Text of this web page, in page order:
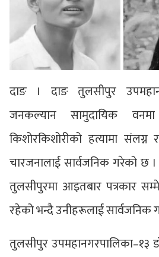
दाङ । दाङ तुलसीपुर
जनकल्यान सामुदायिक
किशोरकिशोरीको हत्यामा संलग्न
चारजनालाई सार्वजनिक गरेको छ ।
तुलसीपुरमा आइतबार पत्रकार
रहेको भन्दै उनीहरूलाई सार्वजनिक
तुलसीपुर उपमहानगरपालिका–१३